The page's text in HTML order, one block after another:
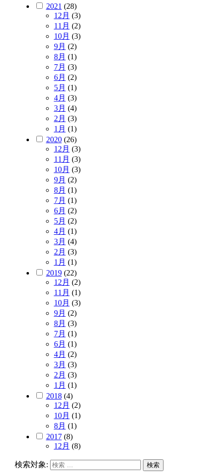
2021 (28)
12月 (3)
11月 (2)
10月 (3)
9月 (2)
8月 (1)
7月 (3)
6月 (2)
5月 (1)
4月 (3)
3月 (4)
2月 (3)
1月 (1)
2020(26)
12月 (3)
11月 (3)
10月 (3)
9月 (2)
8月 (1)
7月 (1)
6月 (2)
5月 (2)
4月 (1)
3月 (4)
2月 (3)
1月 (1)
2019(22)
12月 (2)
11月 (1)
10月 (3)
9月 (2)
8月 (3)
7月 (1)
6月 (1)
4月 (2)
3月 (3)
2月 (3)
1月 (1)
2018(4)
12月 (2)
10月 (1)
8月 (1)
2017(8)
12月 (8)
検索対象: 検索